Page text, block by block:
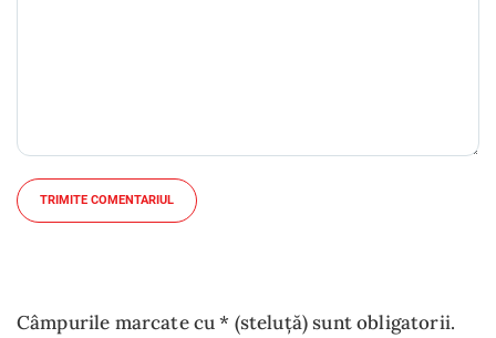
TRIMITE COMENTARIUL
Câmpurile marcate cu * (steluță) sunt obligatorii.